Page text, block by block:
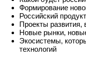
Формирование
Российский
Проекты развития,
Новые рынки,
Экосистемы,
технологий